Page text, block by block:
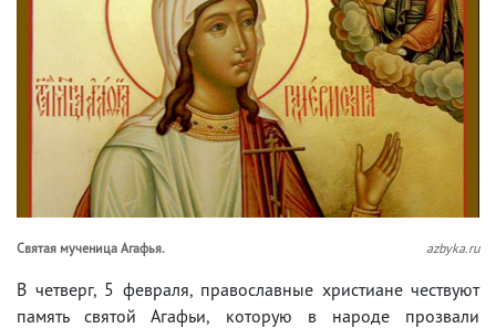
Святая мученица Агафья. azbyka.ru
В четверг, 5 февраля, православные христиане чествуют
память святой Агафьи, которую в народе прозвали